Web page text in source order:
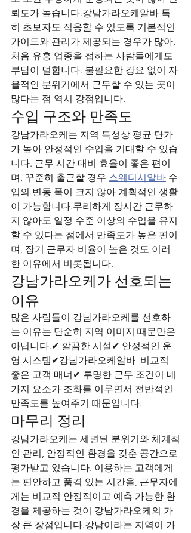
뢰도가 높습니다.강남가라오케알바 특
히 초보자도 적응할 수 있도록 기본적인
가이드와 관리가 제공되는 경우가 많아,
처음 유흥 업종을 접하는 사람들에게도
부담이 덜합니다. 불필요한 강요 없이 자
율적인 분위기에서 근무할 수 있는 곳이
많다는 점 역시 강점입니다.
수입 구조와 만족도
강남가라오케는 지역 특성상 평균 단가
가 높아 안정적인 수입을 기대할 수 있습
니다. 근무 시간 대비 효율이 좋은 편이
며, 꾸준히 출근할 경우 스웨디시알바 수
입의 변동 폭이 크지 않아 계획적인 생활
이 가능합니다.무리하게 장시간 근무하
지 않아도 일정 수준 이상의 수입을 유지
할 수 있다는 점에서 만족도가 높은 편이
며, 장기 근무자 비율이 높은 것도 이러
한 이유에서 비롯됩니다.
강남가라오케가 선호되는
이유
많은 사람들이 강남가라오케를 선호하
는 이유는 단순히 지역 이미지 때문만은
아닙니다.✔ 깔끔한 시설✔ 안정적인 운
영 시스템✔강남가라오케알바  비교적
좋은 고객 매너✔ 투명한 근무 조건이 네
가지 요소가 조화를 이루면서 전반적인
만족도를 높여주기 때문입니다.
마무리 정리
강남가라오케는 세련된 분위기와 체계적
인 관리, 안정적인 환경을 갖춘 공간으로
평가받고 있습니다. 이용하는 고객에게
는 편안하고 품격 있는 시간을, 근무자에
게는 비교적 안정적이고 예측 가능한 환
경을 제공하는 것이 강남가라오케의 가
장 큰 장점입니다.강남이라는 지역이 가